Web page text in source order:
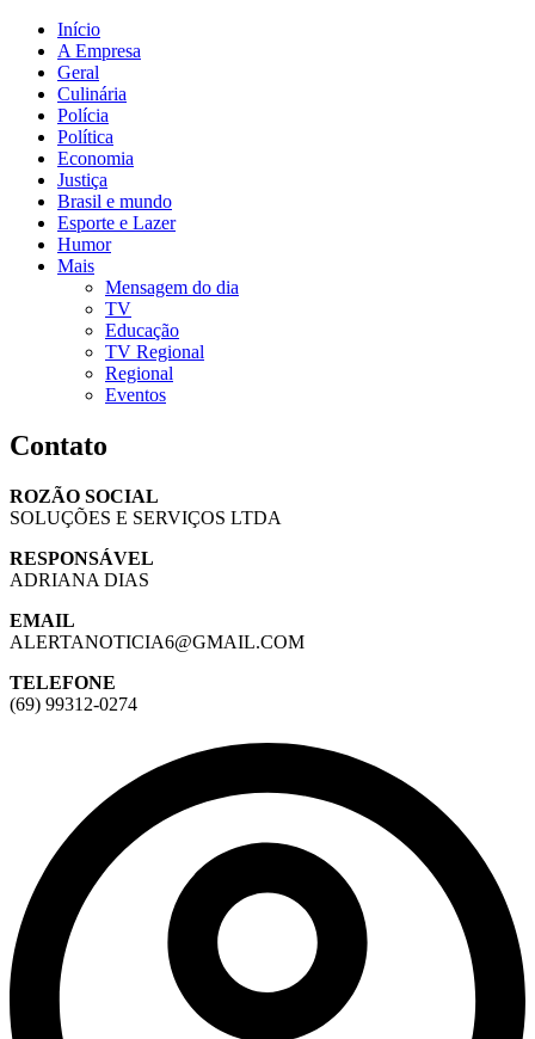
Início
A Empresa
Geral
Culinária
Polícia
Política
Economia
Justiça
Brasil e mundo
Esporte e Lazer
Humor
Mais
Mensagem do dia
TV
Educação
TV Regional
Regional
Eventos
Contato
ROZÃO SOCIAL
SOLUÇÕES E SERVIÇOS LTDA
RESPONSÁVEL
ADRIANA DIAS
EMAIL
ALERTANOTICIA6@GMAIL.COM
TELEFONE
(69) 99312-0274